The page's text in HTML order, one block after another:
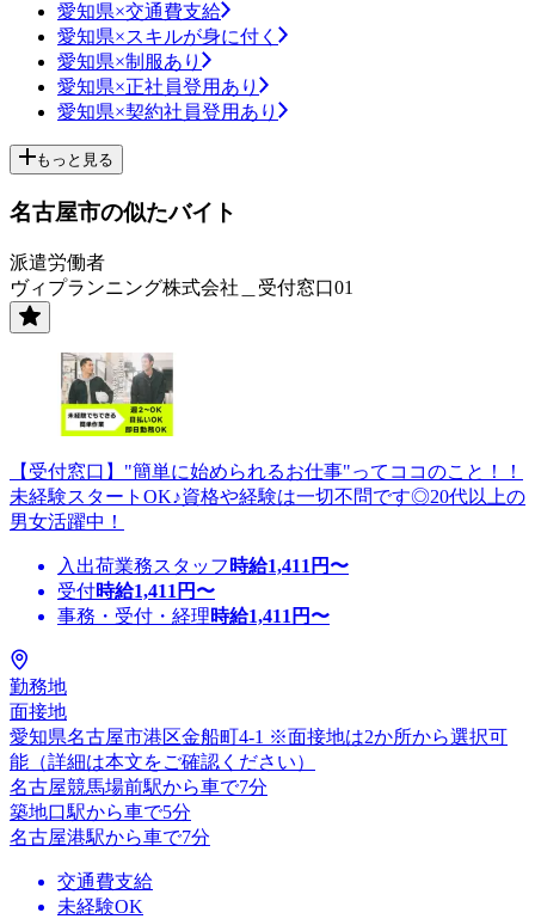
愛知県×交通費支給
愛知県×スキルが身に付く
愛知県×制服あり
愛知県×正社員登用あり
愛知県×契約社員登用あり
もっと見る
名古屋市の似たバイト
派遣労働者
ヴィプランニング株式会社＿受付窓口01
【受付窓口】"簡単に始められるお仕事"ってココのこと！！
未経験スタートOK♪資格や経験は一切不問です◎20代以上の
男女活躍中！
入出荷業務スタッフ 時給1,411 円〜
受付時給1,411 円〜
事務・受付・経理時給1,411 円〜
勤務地
面接地
愛知県名古屋市港区金船町4-1 ※面接地は2か所から選択可
能（詳細は本文をご確認ください）
名古屋競馬場前駅から車で7分
築地口駅から車で5分
名古屋港駅から車で7分
交通費支給
未経験OK